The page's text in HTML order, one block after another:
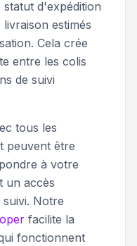
statut d'expédition
estimés
Cela crée
entre les colis
de suivi
tous les
peuvent être
à votre
un accès
Notre
facilite la
fonctionnent